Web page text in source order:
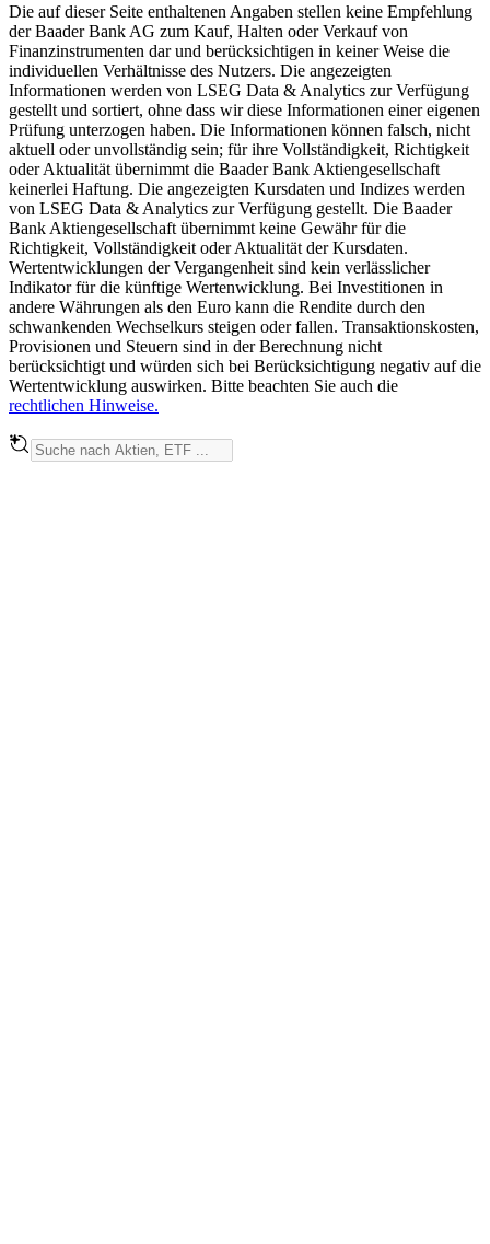
Die auf dieser Seite enthaltenen Angaben stellen keine Empfehlung
der Baader Bank AG zum Kauf, Halten oder Verkauf von
Finanzinstrumenten dar und berücksichtigen in keiner Weise die
individuellen Verhältnisse des Nutzers. Die angezeigten
Informationen werden von LSEG Data & Analytics zur Verfügung
gestellt und sortiert, ohne dass wir diese Informationen einer eigenen
Prüfung unterzogen haben. Die Informationen können falsch, nicht
aktuell oder unvollständig sein; für ihre Vollständigkeit, Richtigkeit
oder Aktualität übernimmt die Baader Bank Aktiengesellschaft
keinerlei Haftung. Die angezeigten Kursdaten und Indizes werden
von LSEG Data & Analytics zur Verfügung gestellt. Die Baader
Bank Aktiengesellschaft übernimmt keine Gewähr für die
Richtigkeit, Vollständigkeit oder Aktualität der Kursdaten.
Wertentwicklungen der Vergangenheit sind kein verlässlicher
Indikator für die künftige Wertenwicklung. Bei Investitionen in
andere Währungen als den Euro kann die Rendite durch den
schwankenden Wechselkurs steigen oder fallen. Transaktionskosten,
Provisionen und Steuern sind in der Berechnung nicht
berücksichtigt und würden sich bei Berücksichtigung negativ auf die
Wertentwicklung auswirken. Bitte beachten Sie auch die
rechtlichen Hinweise.